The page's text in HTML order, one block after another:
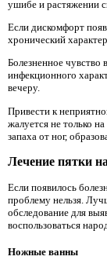
ушибе и растяжении
Если дискомфорт
хронический
Болезненное чувство
инфекционного
вечеру.
Привести к
жалуется не только
запаха от ног,
Лечение пятки
Если появилось
проблему нельзя.
обследование для
воспользоваться
Ножные ванны